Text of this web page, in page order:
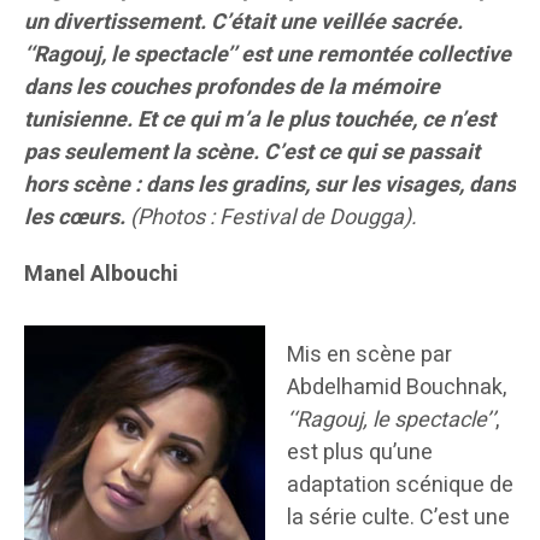
un divertissement. C’était une veillée sacrée.
‘‘Ragouj, le spectacle’’ est une remontée collective
dans les couches profondes de la mémoire
tunisienne. Et ce qui m’a le plus touchée, ce n’est
pas seulement la scène. C’est ce qui se passait
hors scène : dans les gradins, sur les visages, dans
les cœurs. (Photos : Festival de Dougga).
Manel Albouchi
Mis en scène par
Abdelhamid Bouchnak,
‘‘Ragouj, le spectacle’’,
est plus qu’une
adaptation scénique de
la série culte. C’est une